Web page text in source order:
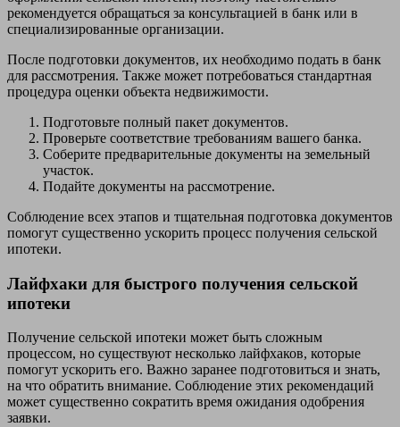
рекомендуется обращаться за консультацией в банк или в
специализированные организации.
После подготовки документов, их необходимо подать в банк
для рассмотрения. Также может потребоваться стандартная
процедура оценки объекта недвижимости.
Подготовьте полный пакет документов.
Проверьте соответствие требованиям вашего банка.
Соберите предварительные документы на земельный
участок.
Подайте документы на рассмотрение.
Соблюдение всех этапов и тщательная подготовка документов
помогут существенно ускорить процесс получения сельской
ипотеки.
Лайфхаки для быстрого получения сельской
ипотеки
Получение сельской ипотеки может быть сложным
процессом, но существуют несколько лайфхаков, которые
помогут ускорить его. Важно заранее подготовиться и знать,
на что обратить внимание. Соблюдение этих рекомендаций
может существенно сократить время ожидания одобрения
заявки.